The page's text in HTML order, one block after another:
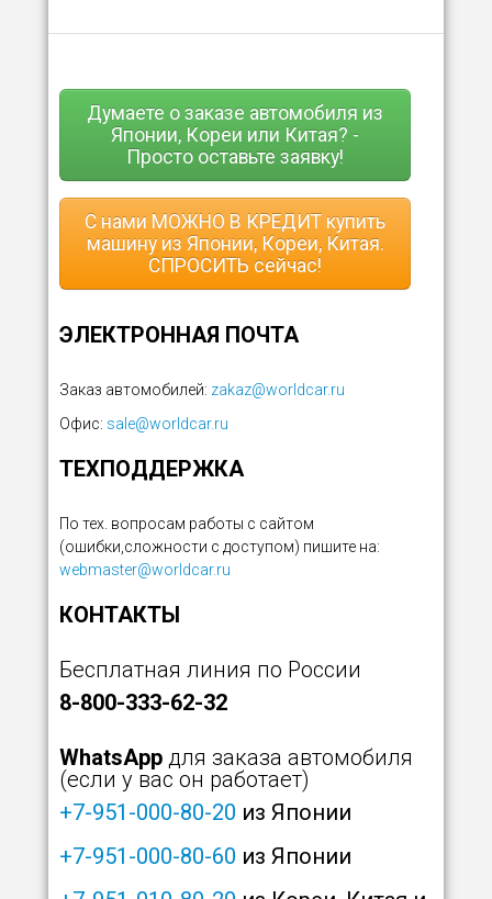
Думаете о заказе автомобиля из
Японии, Кореи или Китая? -
Просто оставьте заявку!
С нами МОЖНО В КРЕДИТ купить
машину из Японии, Кореи, Китая.
СПРОСИТЬ сейчас!
ЭЛЕКТРОННАЯ ПОЧТА
Заказ автомобилей: zakaz@worldcar.ru
Офис: sale@worldcar.ru
ТЕХПОДДЕРЖКА
По тех. вопросам работы с сайтом
(ошибки,сложности с доступом) пишите на:
webmaster@worldcar.ru
КОНТАКТЫ
Бесплатная линия по России
8-800-333-62-32
WhatsApp для заказа автомобиля
(если у вас он работает)
+7-951-000-80-20 из Японии
+7-951-000-80-60 из Японии